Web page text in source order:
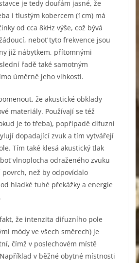
je tedy doufám jasné, že
i tlustým kobercem (1cm) má
od cca 8kHz výše, což bývá
neboť tyto frekvence jsou
již nábytkem, přítomnými
řadě také samotným
úměrně jeho vlhkosti.
že akustické obklady
materiály. Používají se též
je to třeba), popřípadě difuzní
dopadající zvuk a tím vytvářejí
Tím také klesá akustický tlak
vlnoplocha odraženého zvuku
než by odpovídalo
hladké tuhé překážky a energie
že intenzita difuzního pole
módy ve všech směrech) je
čímž v poslechovém místě
v běžné obytné místnosti